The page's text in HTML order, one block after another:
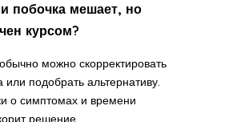
побочка мешает, но
курсом?
можно скорректировать
подобрать альтернативу.
о симптомах и времени